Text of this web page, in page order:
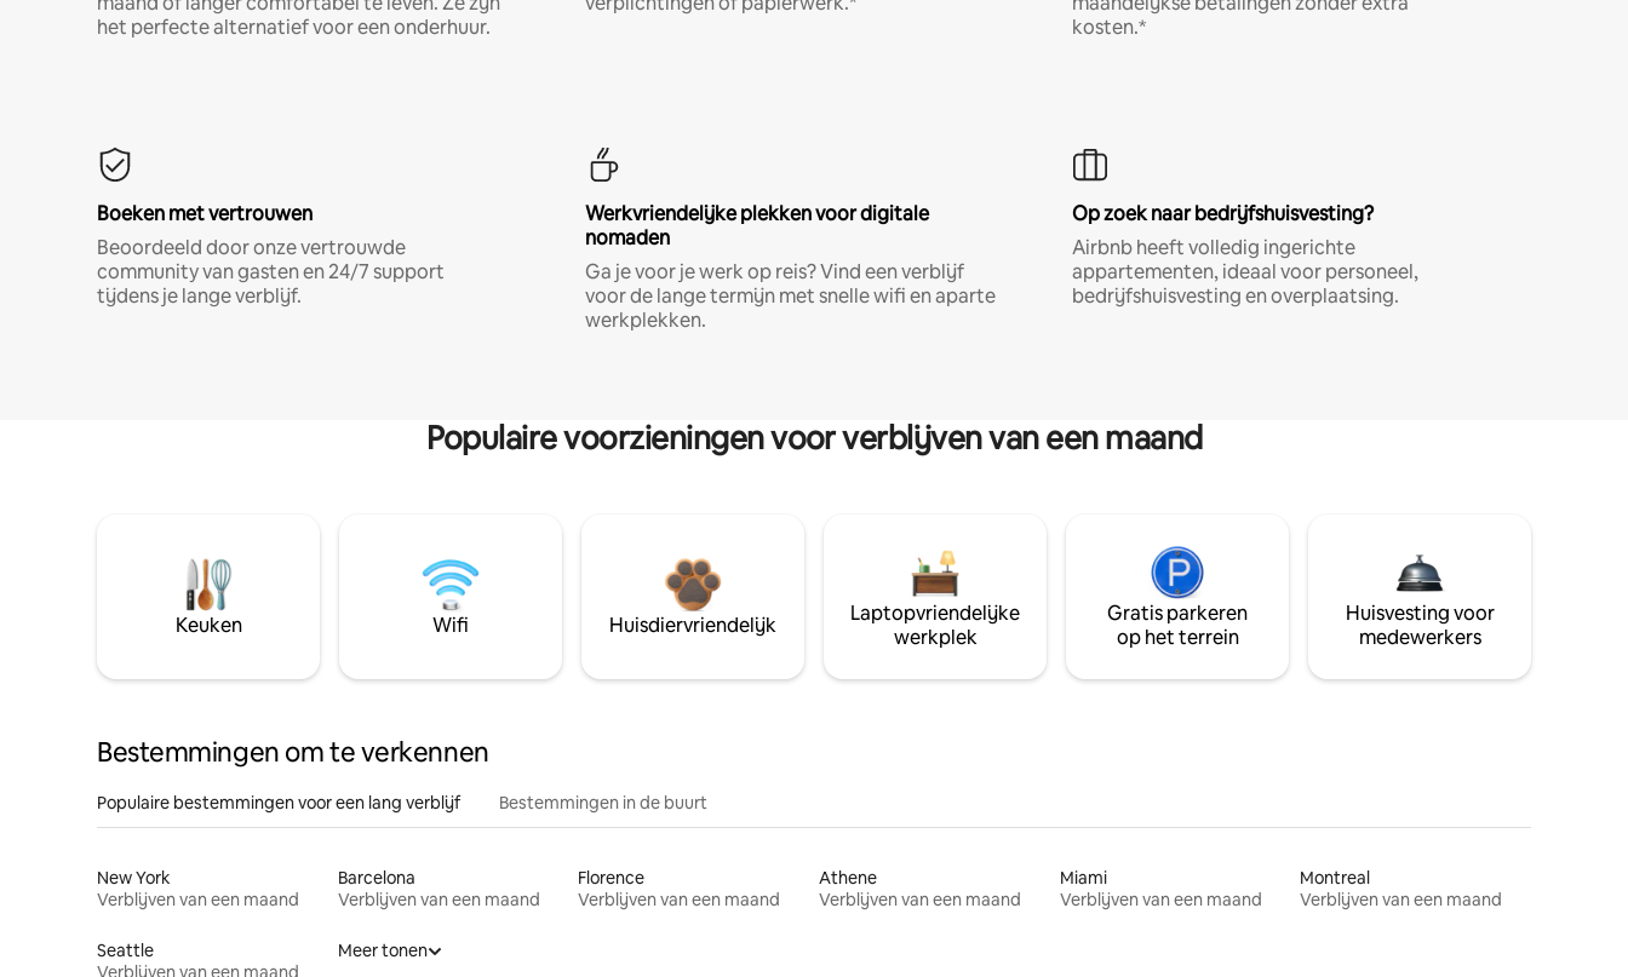
het perfecte alternatief voor een onderhuur.
kosten.*
Boeken met vertrouwen
Beoordeeld door onze vertrouwde
community van gasten en 24/7 support
tijdens je lange verblijf.
Werkvriendelijke plekken voor digitale
nomaden
Ga je voor je werk op reis? Vind een verblijf
voor de lange termijn met snelle wifi en aparte
werkplekken.
Op zoek naar bedrijfshuisvesting?
Airbnb heeft volledig ingerichte
appartementen, ideaal voor personeel,
bedrijfshuisvesting en overplaatsing.
Populaire voorzieningen voor verblijven van een maand
Keuken Wifi Huisdiervriendelijk
Laptopvriendelijke
werkplek
Gratis parkeren
op het terrein
Huisvesting voor
medewerkers
Bestemmingen om te verkennen
Populaire bestemmingen voor een lang verblijf Bestemmingen in de buurt
New York
Verblijven van een maand
Barcelona
Verblijven van een maand
Florence
Verblijven van een maand
Athene
Verblijven van een maand
Miami
Verblijven van een maand
Montreal
Verblijven van een maand
Seattle
Verblijven van een maand
Meer tonen